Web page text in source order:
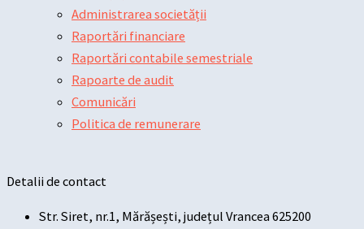
Administrarea societății
Raportări financiare
Raportări contabile semestriale
Rapoarte de audit
Comunicări
Politica de remunerare
Detalii de contact
Str. Siret, nr.1, Mărășești, județul Vrancea 625200